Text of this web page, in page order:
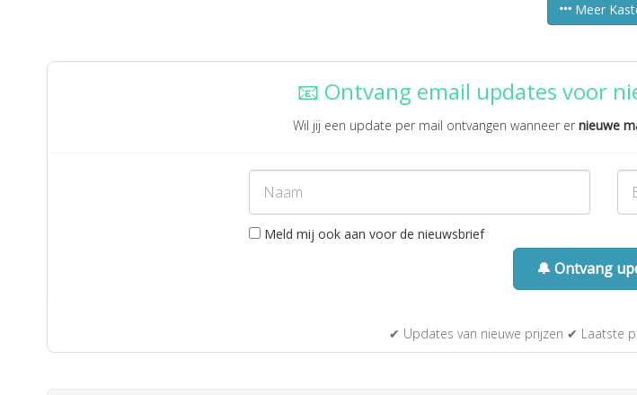
Meer
📧 Ontvang email updates voor
Wil jij een update per mail ontvangen wanneer er nieuwe
Meld mij ook aan voor de nieuwsbrief
🔔 Ontvang
✔ Updates van nieuwe prijzen ✔ Laatste